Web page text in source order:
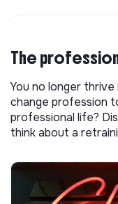
The
You no longer
change profession
professional life?
think about a